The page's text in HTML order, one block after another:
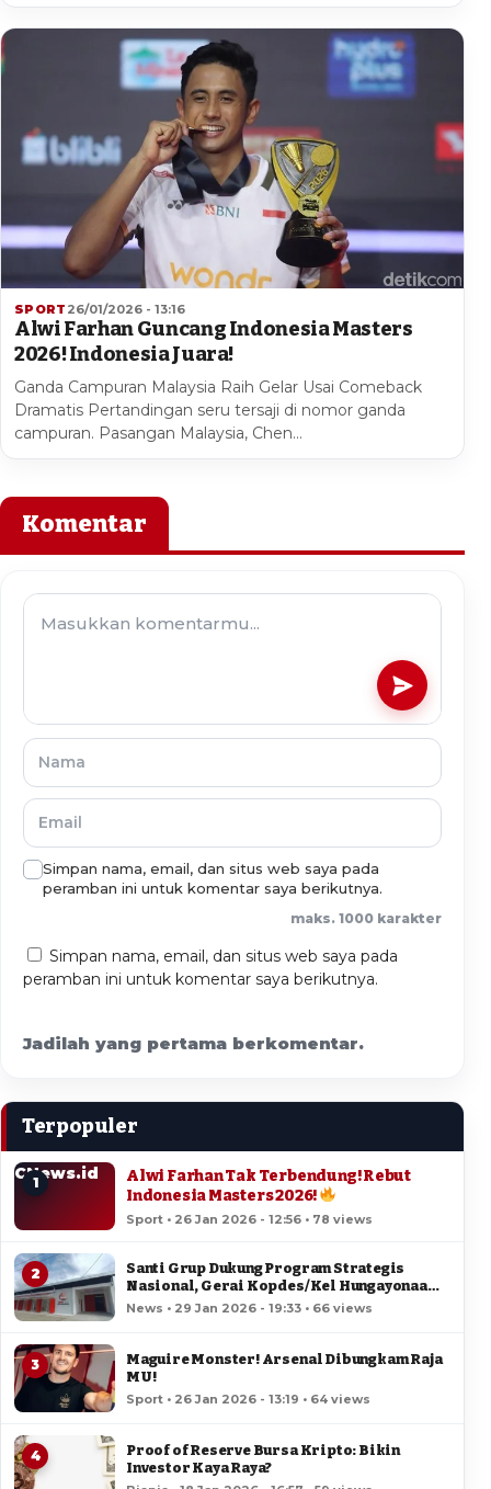
SPORT 26/01/2026 - 13:16
Alwi Farhan Guncang Indonesia Masters
2026! Indonesia Juara!
Ganda Campuran Malaysia Raih Gelar Usai Comeback
Dramatis Pertandingan seru tersaji di nomor ganda
campuran. Pasangan Malaysia, Chen…
Komentar
Simpan nama, email, dan situs web saya pada
peramban ini untuk komentar saya berikutnya.
maks. 1000 karakter
Simpan nama, email, dan situs web saya pada
peramban ini untuk komentar saya berikutnya.
Jadilah yang pertama berkomentar.
Terpopuler
CNews.id
1
Alwi Farhan Tak Terbendung! Rebut
Indonesia Masters 2026!
Sport • 26 Jan 2026 - 12:56 • 78 views
2
Santi Grup Dukung Program Strategis
Nasional, Gerai Kopdes/Kel Hungayonaa
Jadi yang Tercepat Dibangun di Gorontalo
News • 29 Jan 2026 - 19:33 • 66 views
3
Maguire Monster! Arsenal Dibungkam Raja
MU!
Sport • 26 Jan 2026 - 13:19 • 64 views
4
Proof of Reserve Bursa Kripto: Bikin
Investor Kaya Raya?